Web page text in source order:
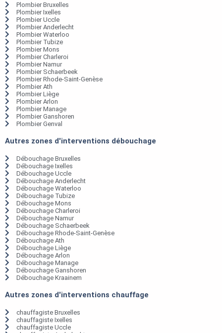
Plombier Bruxelles
Plombier Ixelles
Plombier Uccle
Plombier Anderlecht
Plombier Waterloo
Plombier Tubize
Plombier Mons
Plombier Charleroi
Plombier Namur
Plombier Schaerbeek
Plombier Rhode-Saint-Genèse
Plombier Ath
Plombier Liège
Plombier Arlon
Plombier Manage
Plombier Ganshoren
Plombier Genval
Autres zones d'interventions débouchage
Débouchage Bruxelles
Débouchage Ixelles
Débouchage Uccle
Débouchage Anderlecht
Débouchage Waterloo
Débouchage Tubize
Débouchage Mons
Débouchage Charleroi
Débouchage Namur
Débouchage Schaerbeek
Débouchage Rhode-Saint-Genèse
Débouchage Ath
Débouchage Liège
Débouchage Arlon
Débouchage Manage
Débouchage Ganshoren
Débouchage Kraainem
Autres zones d'interventions chauffage
chauffagiste Bruxelles
chauffagiste Ixelles
chauffagiste Uccle